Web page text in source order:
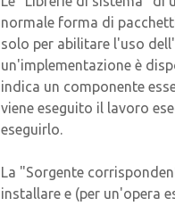
normale forma di
solo per abilitare l'uso
un'implementazione è
indica un componente
viene eseguito il lavoro
eseguirlo.
La "Sorgente
installare e (per un'opera